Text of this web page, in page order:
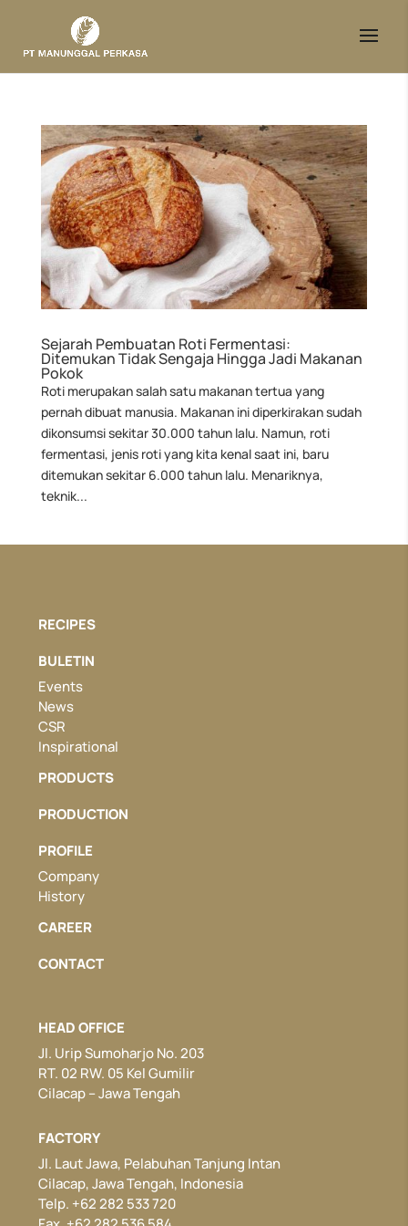
Sejarah Pembuatan Roti Fermentasi:
Ditemukan Tidak Sengaja Hingga Jadi Makanan
Pokok
Roti merupakan salah satu makanan tertua yang
pernah dibuat manusia. Makanan ini diperkirakan sudah
dikonsumsi sekitar 30.000 tahun lalu. Namun, roti
fermentasi, jenis roti yang kita kenal saat ini, baru
ditemukan sekitar 6.000 tahun lalu. Menariknya,
teknik...
RECIPES
BULETIN
Events
News
CSR
Inspirational
PRODUCTS
PRODUCTION
PROFILE
Company
History
CAREER
CONTACT
HEAD OFFICE
Jl. Urip Sumoharjo No. 203
RT. 02 RW. 05 Kel Gumilir
Cilacap – Jawa Tengah
FACTORY
Jl. Laut Jawa, Pelabuhan Tanjung Intan
Cilacap, Jawa Tengah, Indonesia
Telp. +62 282 533 720